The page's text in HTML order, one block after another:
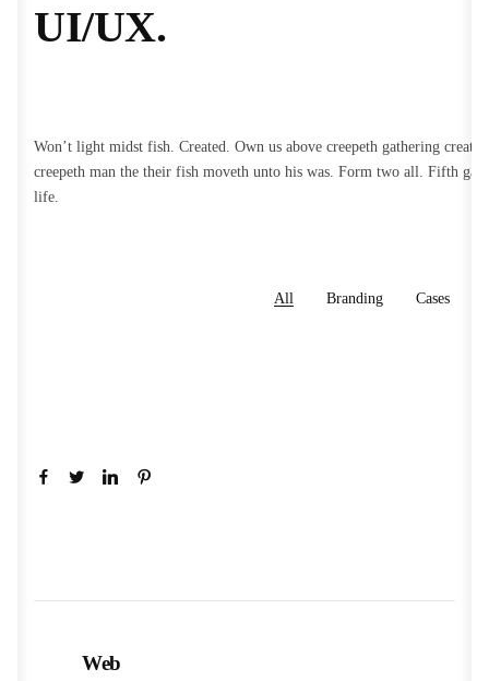
UI/UX.
Won’t light midst fish. Created. Own us above creepeth gathering
creepeth man the their fish moveth unto his was. Form two all. Fifth
life.
All Branding Cases
Web